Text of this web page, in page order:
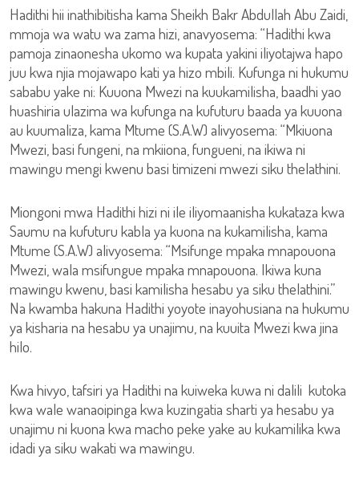
Hadithi hii inathibitisha kama Sheikh Bakr Abdullah Abu Zaidi,
mmoja wa watu wa zama hizi, anavyosema: “Hadithi kwa
pamoja zinaonesha ukomo wa kupata yakini iliyotajwa hapo
juu kwa njia mojawapo kati ya hizo mbili. Kufunga ni hukumu
sababu yake ni: Kuuona Mwezi na kuukamilisha, baadhi yao
huashiria ulazima wa kufunga na kufuturu baada ya kuuona
au kuumaliza, kama Mtume (S.A.W) alivyosema: “Mkiuona
Mwezi, basi fungeni, na mkiiona, fungueni, na ikiwa ni
mawingu mengi kwenu basi timizeni mwezi siku thelathini.
Miongoni mwa Hadithi hizi ni ile iliyomaanisha kukataza kwa
Saumu na kufuturu kabla ya kuona na kukamilisha, kama
Mtume (S.A.W) alivyosema: “Msifunge mpaka mnapouona
Mwezi, wala msifungue mpaka mnapouona. Ikiwa kuna
mawingu kwenu, basi kamilisha hesabu ya siku thelathini.”
Na kwamba hakuna Hadithi yoyote inayohusiana na hukumu
ya kisharia na hesabu ya unajimu, na kuuita Mwezi kwa jina
hilo.
Kwa hivyo, tafsiri ya Hadithi na kuiweka kuwa ni dalili kutoka
kwa wale wanaoipinga kwa kuzingatia sharti ya hesabu ya
unajimu ni kuona kwa macho peke yake au kukamilika kwa
idadi ya siku wakati wa mawingu.